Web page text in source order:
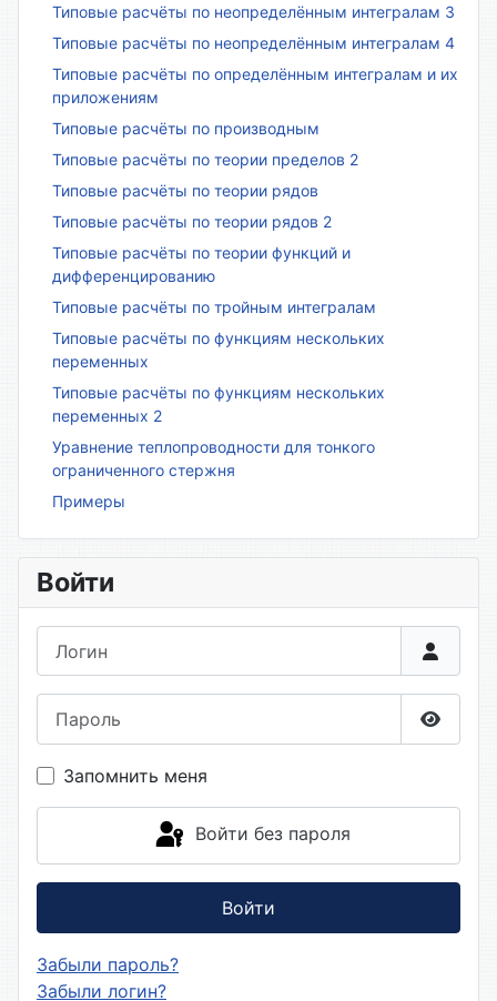
Типовые расчёты по неопределённым интегралам 3
Типовые расчёты по неопределённым интегралам 4
Типовые расчёты по определённым интегралам и их
приложениям
Типовые расчёты по производным
Типовые расчёты по теории пределов 2
Типовые расчёты по теории рядов
Типовые расчёты по теории рядов 2
Типовые расчёты по теории функций и
дифференцированию
Типовые расчёты по тройным интегралам
Типовые расчёты по функциям нескольких
переменных
Типовые расчёты по функциям нескольких
переменных 2
Уравнение теплопроводности для тонкого
ограниченного стержня
Примеры
Войти
Запомнить меня
Войти без пароля
Войти
Забыли пароль?
Забыли логин?